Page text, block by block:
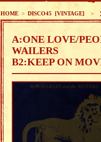
HOME > DISCO45 [VINTAGE] >
A:ONE LOVE/
WAILERS
B2:KEEP ON